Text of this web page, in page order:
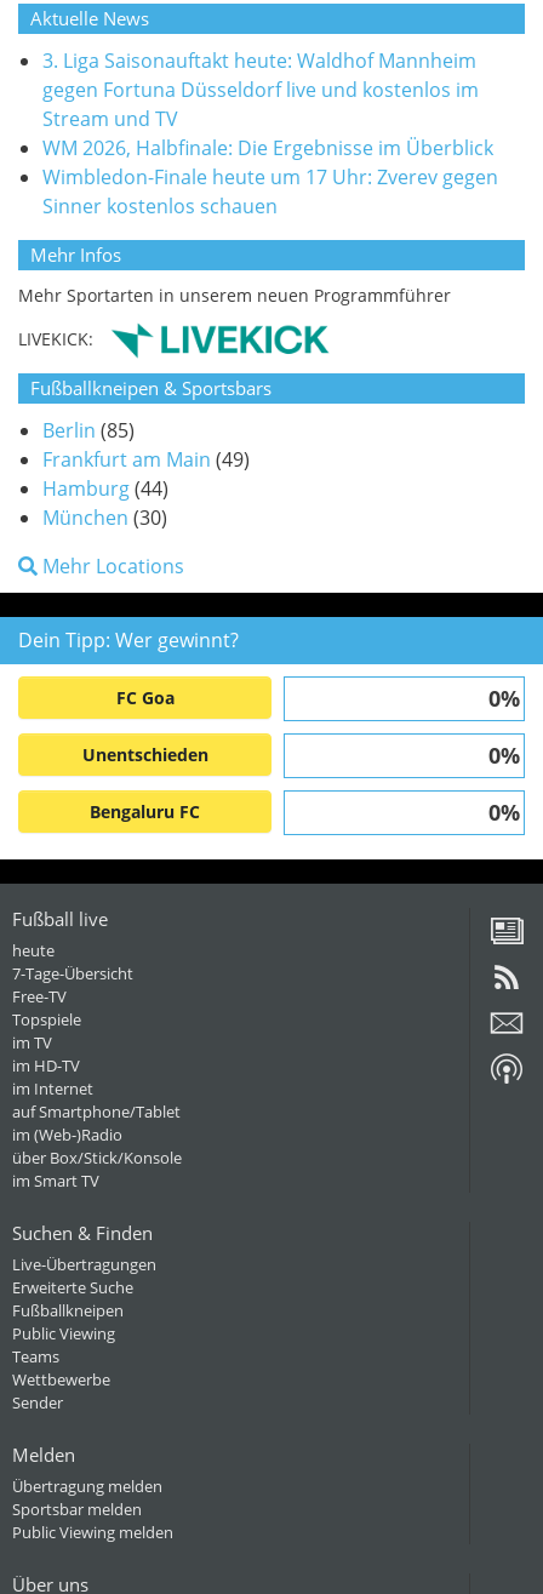
Aktuelle News
3. Liga Saisonauftakt heute: Waldhof Mannheim
gegen Fortuna Düsseldorf live und kostenlos im
Stream und TV
WM 2026, Halbfinale: Die Ergebnisse im Überblick
Wimbledon-Finale heute um 17 Uhr: Zverev gegen
Sinner kostenlos schauen
Mehr Infos
Mehr Sportarten in unserem neuen Programmführer
LIVEKICK:
Fußballkneipen & Sportsbars
Berlin (85)
Frankfurt am Main (49)
Hamburg(44)
München (30)
Mehr Locations
Dein Tipp: Wer gewinnt?
FC Goa 0%
Unentschieden 0%
Bengaluru FC 0%
Fußball live
heute
7-Tage-Übersicht
Free-TV
Topspiele
im TV
im HD-TV
im Internet
auf Smartphone/Tablet
im (Web-)Radio
über Box/Stick/Konsole
im Smart TV
Suchen & Finden
Live-Übertragungen
Erweiterte Suche
Fußballkneipen
Public Viewing
Teams
Wettbewerbe
Sender
Melden
Übertragung melden
Sportsbar melden
Public Viewing melden
Über uns